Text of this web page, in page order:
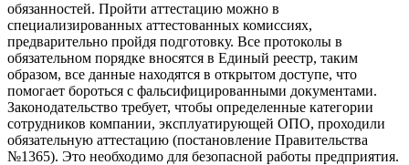
обязанностей. Пройти аттестацию можно в
специализированных аттестованных комиссиях,
предварительно пройдя подготовку. Все протоколы в
обязательном порядке вносятся в Единый реестр, таким
образом, все данные находятся в открытом доступе, что
помогает бороться с фальсифицированными документами.
Законодательство требует, чтобы определенные категории
сотрудников компании, эксплуатирующей ОПО, проходили
обязательную аттестацию (постановление Правительства
№1365). Это необходимо для безопасной работы предприятия.